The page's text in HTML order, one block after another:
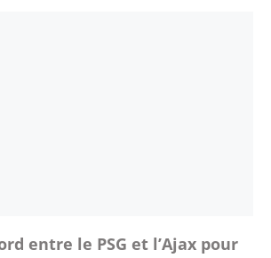
entre le PSG et l’Ajax pour